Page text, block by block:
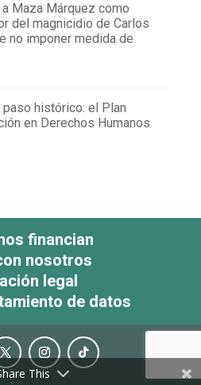
Maza Márquez como
del magnicidio de Carlos
no imponer medida de
paso histórico: el Plan
en Derechos Humanos
financian
nosotros
legal
de datos
This